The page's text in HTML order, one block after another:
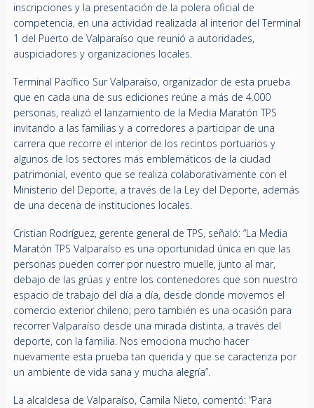
inscripciones y la presentación de la polera oficial de
competencia, en una actividad realizada al interior del Terminal
1 del Puerto de Valparaíso que reunió a autoridades,
auspiciadores y organizaciones locales.
Terminal Pacífico Sur Valparaíso, organizador de esta prueba
que en cada una de sus ediciones reúne a más de 4.000
personas, realizó el lanzamiento de la Media Maratón TPS
invitando a las familias y a corredores a participar de una
carrera que recorre el interior de los recintos portuarios y
algunos de los sectores más emblemáticos de la ciudad
patrimonial, evento que se realiza colaborativamente con el
Ministerio del Deporte, a través de la Ley del Deporte, además
de una decena de instituciones locales.
Cristian Rodríguez, gerente general de TPS, señaló: “La Media
Maratón TPS Valparaíso es una oportunidad única en que las
personas pueden correr por nuestro muelle, junto al mar,
debajo de las grúas y entre los contenedores que son nuestro
espacio de trabajo del día a día, desde donde movemos el
comercio exterior chileno; pero también es una ocasión para
recorrer Valparaíso desde una mirada distinta, a través del
deporte, con la familia. Nos emociona mucho hacer
nuevamente esta prueba tan querida y que se caracteriza por
un ambiente de vida sana y mucha alegría”.
La alcaldesa de Valparaíso, Camila Nieto, comentó: “Para